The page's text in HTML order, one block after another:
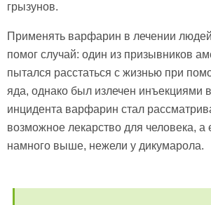
грызунов.
Применять варфарин в лечении
помог случай: один из призывников
пытался расстаться с жизнью при
яда, однако был излечен инъекциями
инцидента варфарин стал
возможное лекарство для человека,
намного выше, нежели у дикумарола.